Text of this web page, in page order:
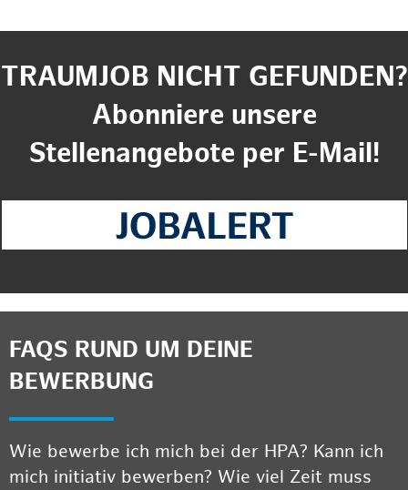
TRAUMJOB NICHT GEFUNDEN?
Abonniere unsere
Stellenangebote per E-Mail!
FAQS RUND UM DEINE
BEWERBUNG
Wie bewerbe ich mich bei der HPA? Kann ich
mich initiativ bewerben? Wie viel Zeit muss